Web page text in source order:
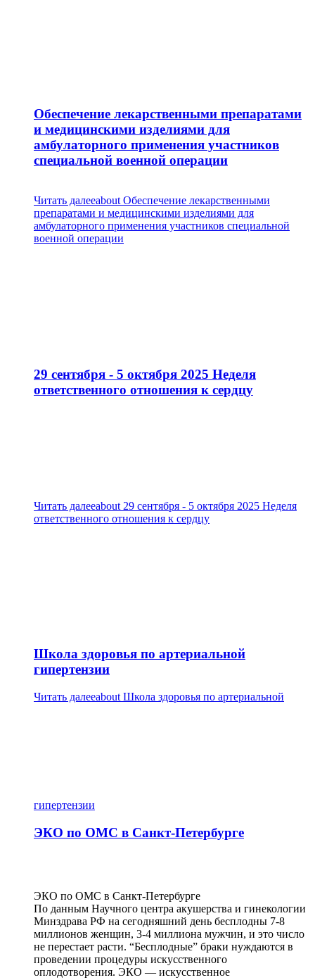
Обеспечение лекарственными препаратами
и медицинскими изделиями для
амбулаторного применения участников
специальной военной операции
Читать далееabout Обеспечение лекарственными
препаратами и медицинскими изделиями для
амбулаторного применения участников специальной
военной операции
29 сентября - 5 октября 2025 Неделя
ответственного отношения к сердцу
Читать далееabout 29 сентября - 5 октября 2025 Неделя
ответственного отношения к сердцу
Школа здоровья по артериальной
гипертензии
Читать далееabout Школа здоровья по артериальной
гипертензии
ЭКО по ОМС в Санкт-Петербурге
ЭКО по ОМС в Санкт-Петербурге
По данным Научного центра акушерства и гинекологии
Минздрава РФ на сегодняшний день бесплодны 7-8
миллионов женщин, 3-4 миллиона мужчин, и это число
не перестает расти. “Бесплодные” браки нуждаются в
проведении процедуры искусственного
оплодотворения. ЭКО — искусственное